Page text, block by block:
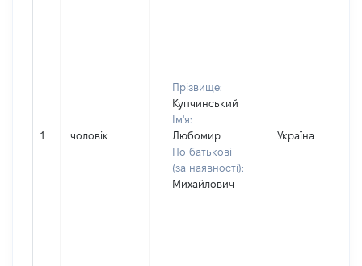
1 чоловік
Прізвище:
Купчинський
Ім'я:
Любомир
По батькові
(за наявності):
Михайлович
Україна